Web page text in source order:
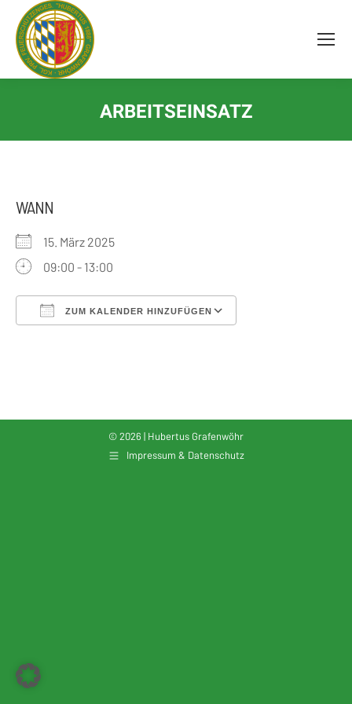
springen
ARBEITSEINSATZ
WANN
15. März 2025
09:00 - 13:00
ZUM KALENDER HINZUFÜGEN
© 2026 | Hubertus Grafenwöhr
Impressum & Datenschutz